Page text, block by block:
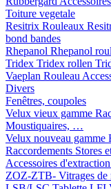
Toiture vegetale
Resitrix Rouleaux
bond bandes
Rhepanol Rhepanol
Tridex Tridex rollen
Vaeplan Rouleau
Divers
Fenêtres, coupoles
Velux vieux gamme
Moustiquaires, …
Velux nouveau gamme
Raccordements Stores
Accessoires
ZOZ-ZTB- Vitrages de